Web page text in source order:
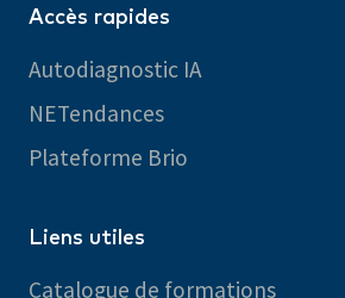
Accès rapides
Autodiagnostic IA
NETendances
Plateforme Brio
Liens utiles
Catalogue de formations